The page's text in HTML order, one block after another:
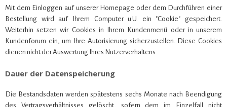
Mit dem Einloggen auf unserer Homepage oder dem Durchführen einer
Bestellung wird auf Ihrem Computer u.U. ein "Cookie" gespeichert.
Weiterhin setzen wir Cookies in Ihrem Kundenmenü oder in unserem
Kundenforum ein, um Ihre Autorisierung sicherzustellen. Diese Cookies
dienen nicht der Auswertung Ihres Nutzerverhaltens.
Dauer der Datenspeicherung
Die Bestandsdaten werden spätestens sechs Monate nach Beendigung
des Vertragsverhältnisses gelöscht, sofern dem im Einzelfall nicht